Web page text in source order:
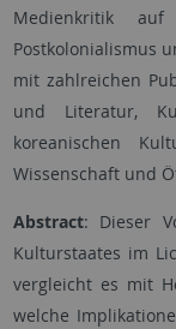
Medienkritik
Postkolonialismus
mit zahlreichen
und Literatur,
koreanischen
Wissenschaft und
Abstract: Dieser
Kulturstaates im
vergleicht es mit
welche